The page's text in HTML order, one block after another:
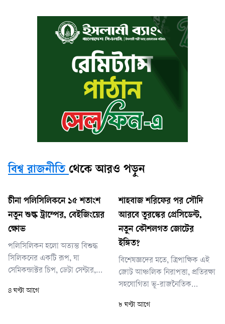
বিশ্ব রাজনীতি থেকে আরও পড়ুন
চীনা পলিসিলিকনে ১৫ শতাংশ
নতুন শুল্ক ট্রাম্পের, বেইজিংয়ের
ক্ষোভ
পলিসিলিকন হলো অত্যন্ত বিশুদ্ধ
সিলিকনের একটি রূপ, যা
সেমিকন্ডাক্টর চিপ, ডেটা সেন্টার,
প্যানেল তৈরির অন্যতম প্রধান
৪ ঘণ্টা আগে
শাহবাজ শরিফের পর সৌদি
আরবে তুরস্কের প্রেসিডেন্ট,
নতুন কৌশলগত জোটের
ইঙ্গিত?
বিশেষজ্ঞদের মতে, ত্রিপাক্ষিক এই
জোট আঞ্চলিক নিরাপত্তা, প্রতিরক্ষা
সহযোগিতা ভূ-রাজনৈতিক
তাৎপর্যপূর্ণ। ইরানের ওপর যুক্তরাষ্ট্র-
৮ ঘণ্টা আগে